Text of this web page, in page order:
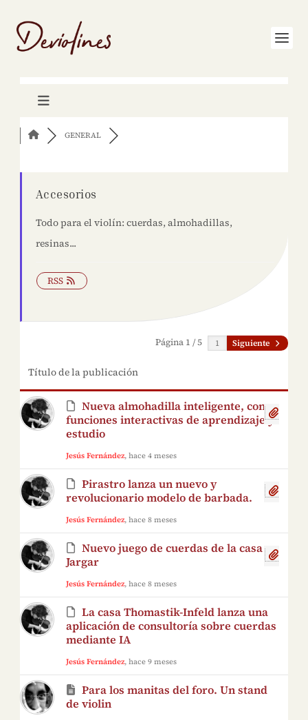
GENERAL
Accesorios
Todo para el violín: cuerdas, almohadillas,
resinas...
RSS
Página 1 / 5 Siguiente
Título de la publicación
Nueva almohadilla inteligente, con
funciones interactivas de aprendizaje y
estudio
Jesús Fernández, hace 4 meses
Pirastro lanza un nuevo y
revolucionario modelo de barbada.
Jesús Fernández, hace 8 meses
Nuevo juego de cuerdas de la casa
Jargar
Jesús Fernández, hace 8 meses
La casa Thomastik-Infeld lanza una
aplicación de consultoría sobre cuerdas
mediante IA
Jesús Fernández, hace 9 meses
Para los manitas del foro. Un stand
de violin